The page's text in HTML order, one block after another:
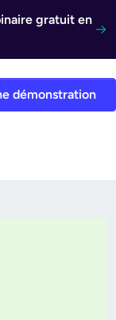
gratuit en
démonstration